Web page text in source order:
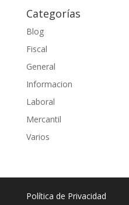
Categorías
Blog
Fiscal
General
Informacion
Laboral
Mercantil
Varios
Política de Privacidad